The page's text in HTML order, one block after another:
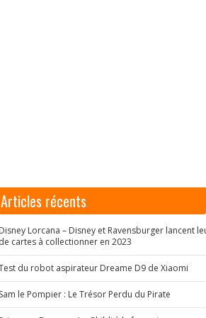
Articles récents
Disney Lorcana – Disney et Ravensburger lancent
de cartes à collectionner en 2023
du robot aspirateur Dreame D9 de Xiaomi
Sam le Pompier : Le Trésor Perdu du Pirate